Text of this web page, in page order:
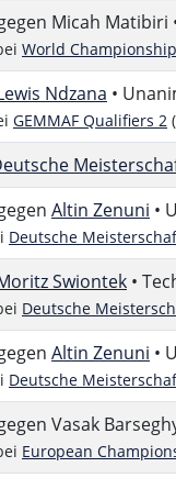
Micah Matibiri
World
Ndzana •
GEMMAF Qualifiers 2
Altin Zenuni •
Deutsche
Swiontek •
Deutsche
Altin Zenuni •
Deutsche
Vasak
European